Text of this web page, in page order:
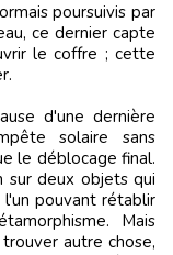
poursuivis par
ce dernier capte
le coffre ; cette
d'une dernière
solaire sans
le déblocage final.
sur deux objets qui
pouvant rétablir
Mais
autre chose,